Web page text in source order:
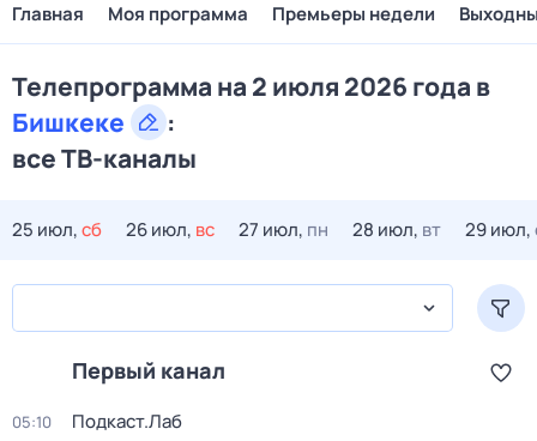
Главная Моя программа Премьеры недели
Телепрограмма на 2 июля 2026 года в
Бишкеке
:
все ТВ-каналы
25 июл,сб 26 июл, вс 27 июл, пн 28 июл, вт 29 июл,
Первый канал
05:10 Подкаст.Лаб